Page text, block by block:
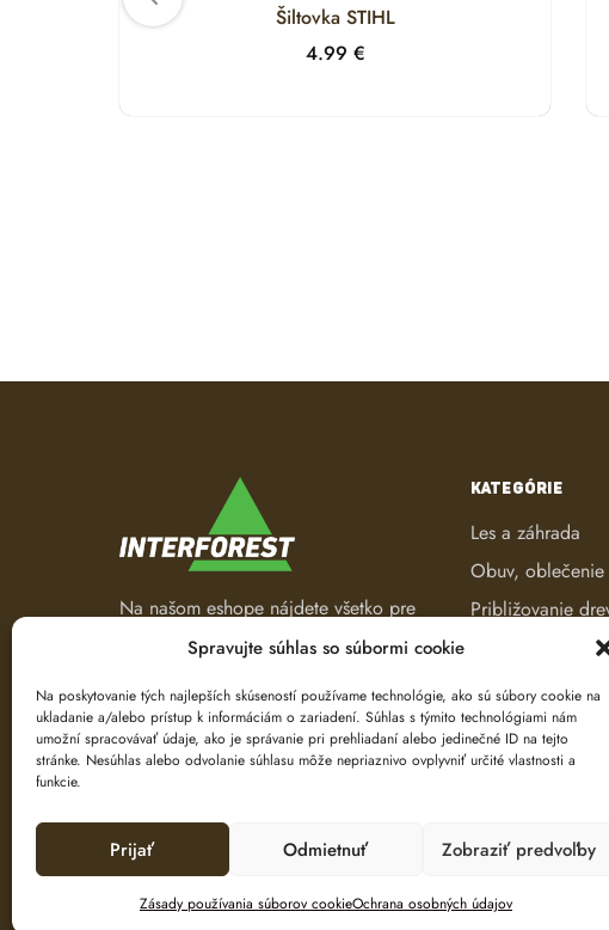
Spravujte súhlas so súbormi cookie
Na poskytovanie tých najlepších skúseností používame technológie, ako sú súbory cookie na
ukladanie a/alebo prístup k informáciám o zariadení. Súhlas s týmito technológiami nám
umožní spracovávať údaje, ako je správanie pri prehliadaní alebo jedinečné ID na tejto
stránke. Nesúhlas alebo odvolanie súhlasu môže nepriaznivo ovplyvniť určité vlastnosti a
funkcie.
Prijať Odmietnuť Zobraziť predvoľby
Zásady používania súborov cookieOchrana osobných údajov
Šiltovka STIHL
4.99 €
Na našom eshope nájdete všetko pre
les a záhradu. Od pracovného
oblečenia, nástrojov na ťažbu a
spracovanie dreva až po ručné
náradie.
KATEGÓRIE
Les a záhrada
Obuv,
Približovanie
Robotické
Spracovanie dreva
Ťažba dreva
Značenie a